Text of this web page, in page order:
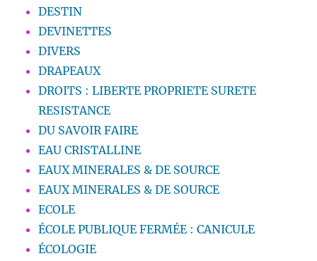
DESTIN
DEVINETTES
DIVERS
DRAPEAUX
DROITS : LIBERTE PROPRIETE SURETE
RESISTANCE
DU SAVOIR FAIRE
EAU CRISTALLINE
EAUX MINERALES & DE SOURCE
EAUX MINERALES & DE SOURCE
ECOLE
ÉCOLE PUBLIQUE FERMÉE : CANICULE
ÉCOLOGIE